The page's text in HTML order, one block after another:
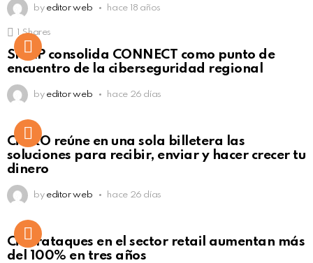
by editor web hace 18 años
Click to view this post
1 Shares
SISAP consolida CONNECT como punto de
encuentro de la ciberseguridad regional
by editor web hace 26 días
Not Safe For Work
Click to view this post
CiNKO reúne en una sola billetera las
soluciones para recibir, enviar y hacer crecer tu
dinero
by editor web hace 26 días
Ciberataques en el sector retail aumentan más
del 100% en tres años